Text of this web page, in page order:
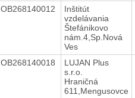
OB268140012
Inštitút
vzdelávania
Štefánikovo
nám.4,Sp.Nová
Ves
OB268140018
LUJAN Plus
s.r.o.
Hraničná
611,Mengusovce